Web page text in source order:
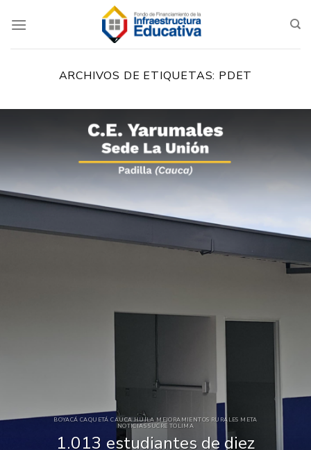
ARCHIVOS DE ETIQUETAS: PDET
BOYACÁ CAQUETÁ CAUCA HUILA MEJORAMIENTOS RURALES META
NOTICIAS SUCRE TOLIMA
1.013 estudiantes de diez